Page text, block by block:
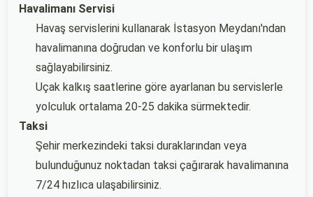
Havalimanı Servisi
Havaş servislerini kullanarak İstasyon Meydanı'ndan
havalimanına doğrudan ve konforlu bir ulaşım
sağlayabilirsiniz.
Uçak kalkış saatlerine göre ayarlanan bu servislerle
yolculuk ortalama 20-25 dakika sürmektedir.
Taksi
Şehir merkezindeki taksi duraklarından veya
bulunduğunuz noktadan taksi çağırarak havalimanına
7/24 hızlıca ulaşabilirsiniz.